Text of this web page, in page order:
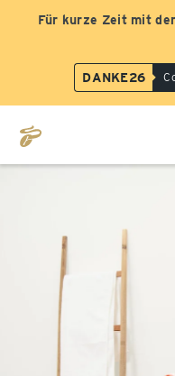
Für kurze Zeit mit
DANKE26